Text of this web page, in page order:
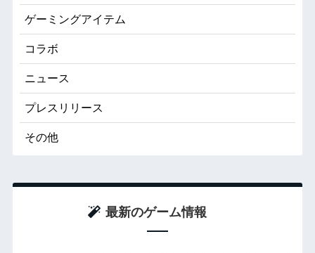
ゲーミングアイテム
コラボ
ニュース
プレスリリース
その他
最新のゲーム情報